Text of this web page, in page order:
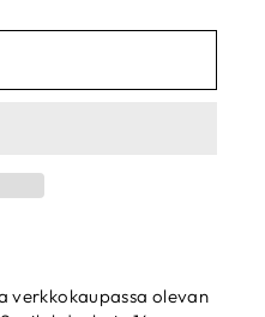
verkkokaupassa olevan